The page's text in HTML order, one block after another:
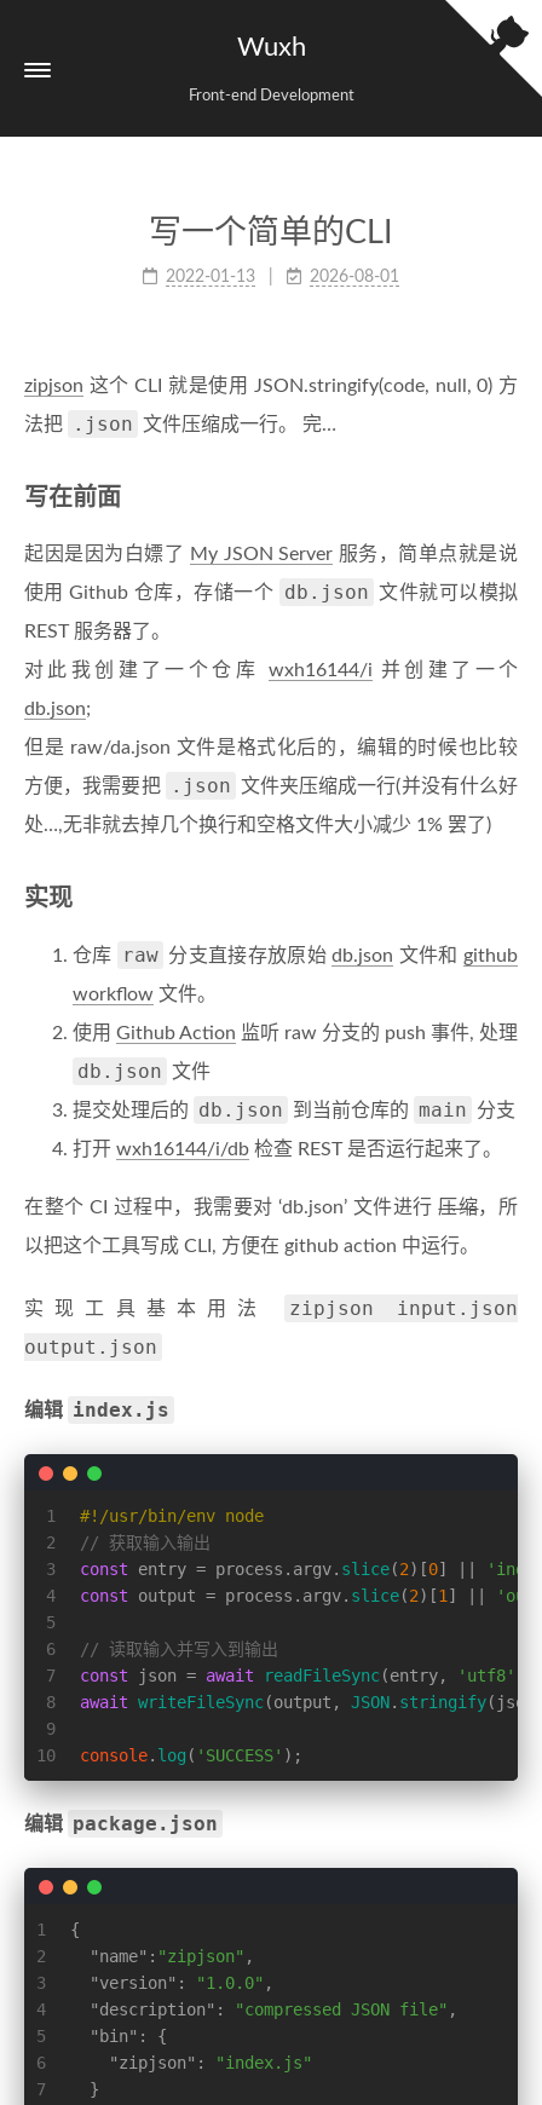
Wuxh
Front-end Development
写一个简单的CLI
2022-01-13 2026-08-01
zipjson 这个 CLI 就是使用 JSON.stringify(code, null, 0) 方
法把
.json 文件压缩成一行。 完…
写在前面
起因是因为白嫖了 My JSON Server 服务，简单点就是说
使用 Github 仓库，存储一个
db.json 文件就可以模拟
REST 服务器了。
对此我创建了一个仓库 wxh16144/i 并创建了一个
db.json;
但是 raw/da.json 文件是格式化后的，编辑的时候也比较
方便，我需要把
.json 文件夹压缩成一行(并没有什么好
处…,无非就去掉几个换行和空格文件大小减少 1% 罢了)
实现
仓库 raw 分支直接存放原始db.json 文件和 github
workflow 文件。
使用 Github Action 监听 raw 分支的 push 事件, 处理
db.json 文件
提交处理后的
db.json 到当前仓库的 main
分支
打开 wxh16144/i/db 检查 REST 是否运行起来了。
在整个 CI 过程中，我需要对 ‘db.json’ 文件进行压缩，所
以把这个工具写成 CLI, 方便在 github action 中运行。
实现工具基本用法
zipjson input.json
output.json
编辑 index.js
1
2
3
4
5
6
7
8
9
10
#!/usr/bin/env node
// 获取输入输出
const entry = process. argv. slice(2)[0] ||
const output = process. argv. slice(2)[1 ] ||
// 读取输入并写入到输出
const json = await readFileSync(entry, 'utf8'
await writeFileSync(output, JSON. stringify
console. log ( 'SUCCESS' );
编辑 package.json
1
2
3
4
5
6
7
{
"name" : "zipjson" ,
"version" : "1.0.0" ,
"description" : "compressed JSON file" ,
"bin" :
{
"zipjson" :
"index.js"
}